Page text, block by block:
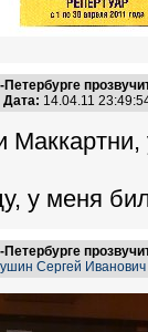
Петербурге
Дата: 14.04.11
Маккартни,
у меня
Петербурге
Сергей Иванович